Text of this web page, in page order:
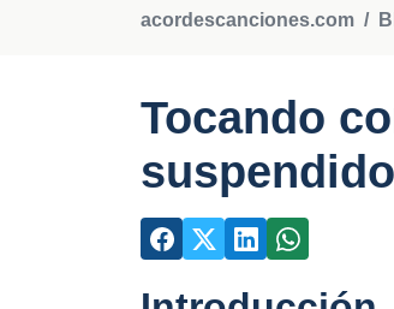
acordescanciones.com
Tocando